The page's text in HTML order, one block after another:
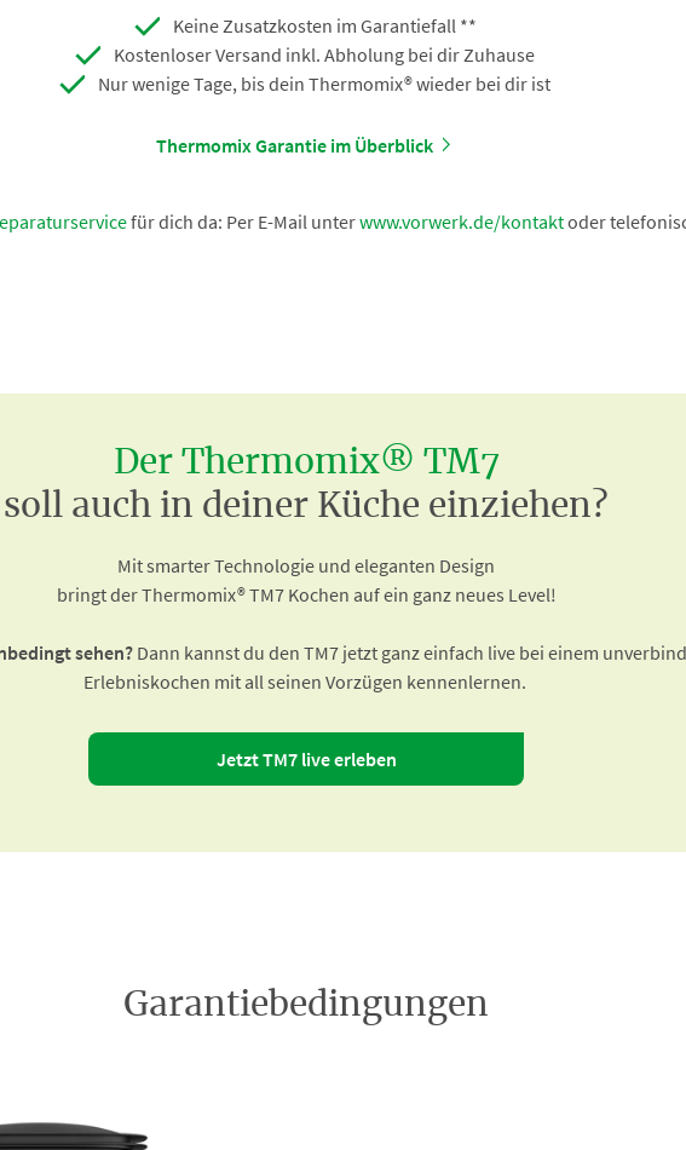
Keine Zusatzkosten im Garantiefall **
Kostenloser Versand inkl. Abholung bei dir Zuhause
Nur wenige Tage, bis dein Thermomix® wieder bei dir ist
Thermomix Garantie im Überblick
für dich da: Per E-Mail unterwww.vorwerk.de/kontaktoder
Der Thermomix® TM7
soll auch in deiner Küche einziehen?
Mit smarter Technologie und eleganten Design
bringt der Thermomix® TM7 Kochen auf ein ganz neues Level!
sehen? Dann kannst du den TM7 jetzt ganz einfach live bei einem
Erlebniskochen mit all seinen Vorzügen kennenlernen.
Jetzt TM7 live erleben
Garantiebedingungen